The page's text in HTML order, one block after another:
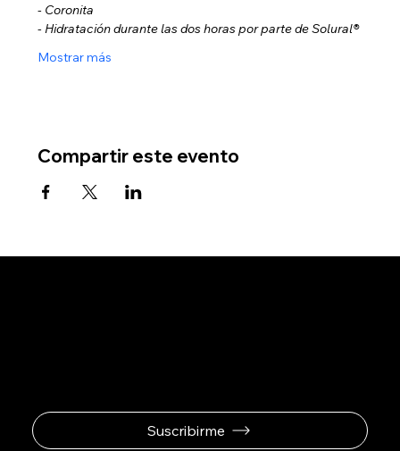
- Coronita
- Hidratación durante las dos horas por parte de Solural®
Mostrar más
Compartir este evento
Suscribirme